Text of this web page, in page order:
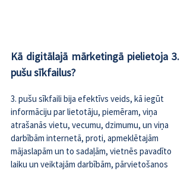
Kā digitālajā mārketingā pielietoja 3.
pušu sīkfailus?
3. pušu sīkfaili bija efektīvs veids, kā iegūt
informāciju par lietotāju, piemēram, viņa
atrašanās vietu, vecumu, dzimumu, un viņa
darbībām internetā, proti, apmeklētajām
mājaslapām un to sadaļām, vietnēs pavadīto
laiku un veiktajām darbībām, pārvietošanos